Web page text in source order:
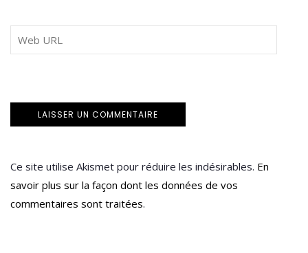
Ce site utilise Akismet pour réduire les indésirables. En
savoir plus sur la façon dont les données de vos
commentaires sont traitées.